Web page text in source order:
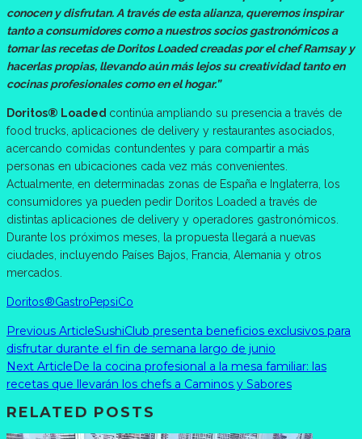
conocen y disfrutan. A través de esta alianza, queremos inspirar
tanto a consumidores como a nuestros socios gastronómicos a
tomar las recetas de Doritos Loaded creadas por el chef Ramsay y
hacerlas propias, llevando aún más lejos su creatividad tanto en
cocinas profesionales como en el hogar.”
Doritos® Loaded continúa ampliando su presencia a través de
food trucks, aplicaciones de delivery y restaurantes asociados,
acercando comidas contundentes y para compartir a más
personas en ubicaciones cada vez más convenientes.
Actualmente, en determinadas zonas de España e Inglaterra, los
consumidores ya pueden pedir Doritos Loaded a través de
distintas aplicaciones de delivery y operadores gastronómicos.
Durante los próximos meses, la propuesta llegará a nuevas
ciudades, incluyendo Países Bajos, Francia, Alemania y otros
mercados.
Doritos®GastroPepsiCo
Previous ArticleSushiClub presenta beneficios exclusivos para
disfrutar durante el fin de semana largo de junio
Next ArticleDe la cocina profesional a la mesa familiar: las
recetas que llevarán los chefs a Caminos y Sabores
RELATED POSTS